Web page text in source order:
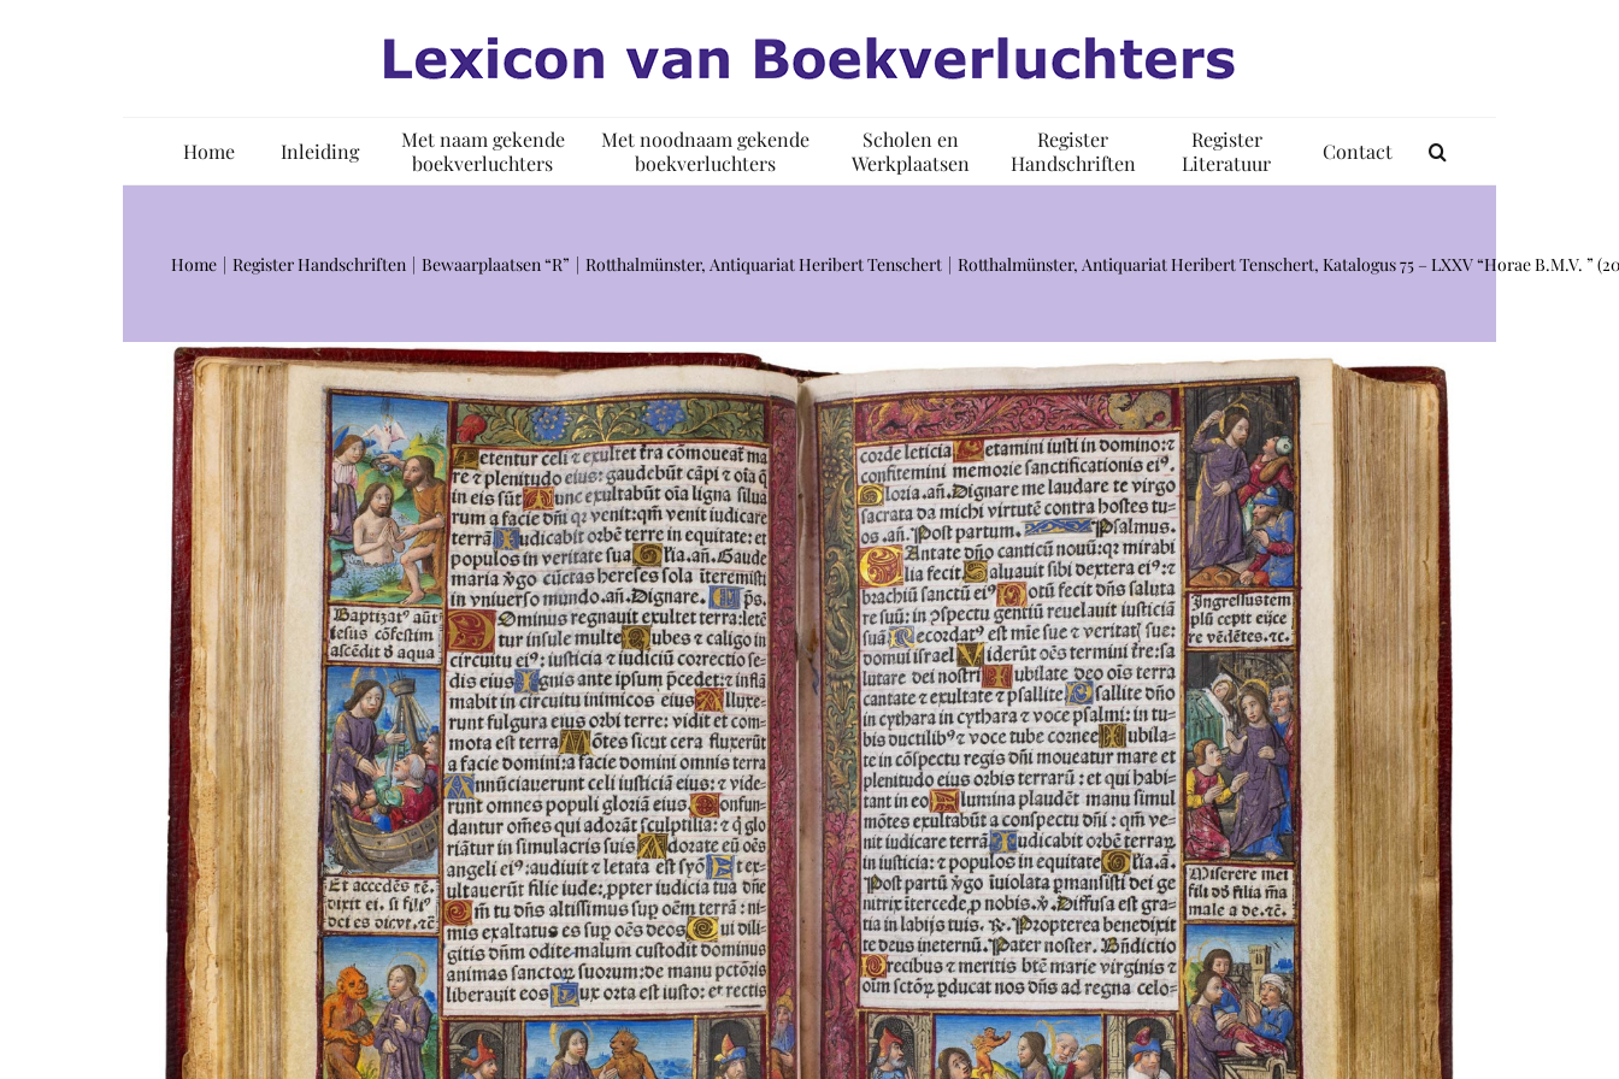
Home Inleiding
Met naam gekende
boekverluchters
Met noodnaam gekende
boekverluchters
Scholen en
Werkplaatsen
Register
Handschriften
Register
Literatuur
Contact
Home Register Handschriften Bewaarplaatsen “R” Rotthalmünster, Antiquariat Heribert Tenschert Rotthalmünster, Antiquariat Heribert Tenschert, Katalogus 75 – LXXV “Horae B.M.V. ”